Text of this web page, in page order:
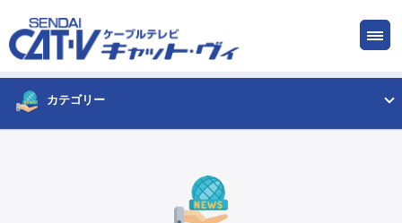
カテゴリー
お申し込み
ご検討中の方
サービス